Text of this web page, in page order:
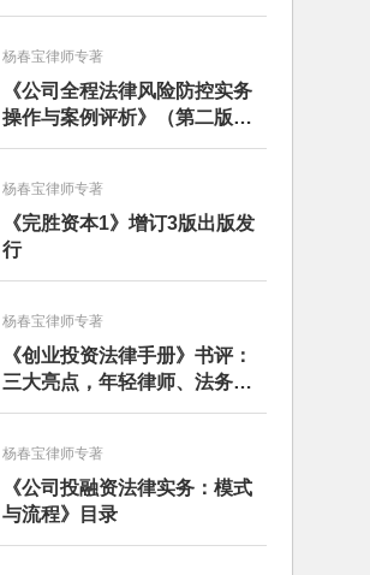
（第四版）出版
杨春宝律师专著
《公司全程法律风险防控实务
操作与案例评析》（第二版）
出版发行
杨春宝律师专著
《完胜资本1》增订3版出版发
行
杨春宝律师专著
《创业投资法律手册》书评：
三大亮点，年轻律师、法务的
入门必读书籍
杨春宝律师专著
《公司投融资法律实务：模式
与流程》目录